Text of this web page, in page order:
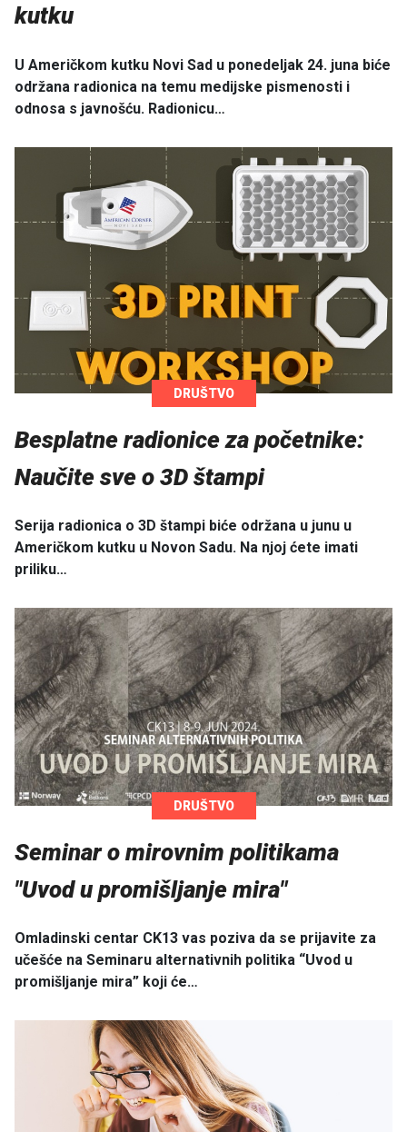
kutku
U Američkom kutku Novi Sad u ponedeljak 24. juna biće
održana radionica na temu medijske pismenosti i
odnosa s javnošću. Radionicu…
DRUŠTVO
Besplatne radionice za početnike:
Naučite sve o 3D štampi
Serija radionica o 3D štampi biće održana u junu u
Američkom kutku u Novon Sadu. Na njoj ćete imati
priliku…
DRUŠTVO
Seminar o mirovnim politikama
"Uvod u promišljanje mira"
Omladinski centar CK13 vas poziva da se prijavite za
učešće na Seminaru alternativnih politika “Uvod u
promišljanje mira” koji će…